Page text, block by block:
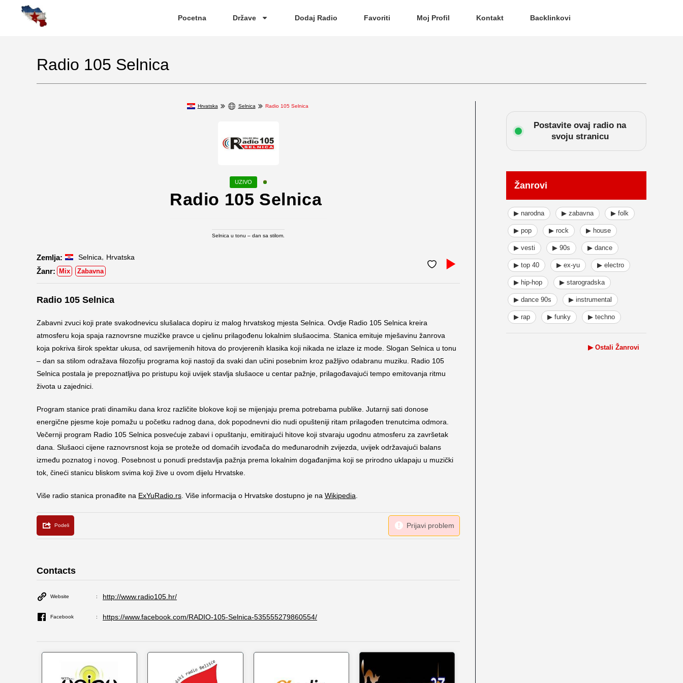
Pocetna Države Dodaj Radio Favoriti Moj Profil Kontakt Backlinkovi
Radio 105 Selnica
Hrvatska Selnica Radio 105 Selnica
Radio 105 Selnica
Selnica u tonu – dan sa stilom.
Selnica Hrvatska
Mix Zabavna
Radio 105 Selnica
Zabavni zvuci koji prate svakodnevicu slušalaca dopiru iz malog hrvatskog mjesta Selnica. Ovdje Radio 105 Selnica kreira
atmosferu koja spaja raznovrsne muzičke pravce u cjelinu prilagođenu lokalnim slušaocima. Stanica emituje mješavinu žanrova
koja pokriva širok spektar ukusa, od savrijemenih hitova do provjerenih klasika koji nikada ne izlaze iz mode. Slogan Selnica u tonu
– dan sa stilom odražava filozofiju programa koji nastoji da svaki dan učini posebnim kroz pažljivo odabranu muziku. Radio 105
Selnica postala je prepoznatljiva po pristupu koji uvijek stavlja slušaoce u centar pažnje, prilagođavajući tempo emitovanja ritmu
života u zajednici.
Program stanice prati dinamiku dana kroz različite blokove koji se mijenjaju prema potrebama publike. Jutarnji sati donose
energične pjesme koje pomažu u početku radnog dana, dok popodnevni dio nudi opušteniji ritam prilagođen trenutcima odmora.
Večernji program Radio 105 Selnica posvećuje zabavi i opuštanju, emitirajući hitove koji stvaraju ugodnu atmosferu za završetak
dana. Slušaoci cijene raznovrsnost koja se proteže od domaćih izvođača do međunarodnih zvijezda, uvijek održavajući balans
između poznatog i novog. Posebnost u ponudi predstavlja pažnja prema lokalnim događanjima koji se prirodno uklapaju u muzički
tok, čineći stanicu bliskom svima koji žive u ovom dijelu Hrvatske.
Više radio stanica pronađite na ExYuRadio.rs . Više informacija o Hrvatske dostupno je na Wikipedia
Contacts
Website http://www.radio105.hr/
Facebook https://www.facebook.com/RADIO-105-Selnica-535555279860554/
Postavite ovaj radio na
svoju stranicu
Žanrovi
▶ narodna ▶ zabavna ▶ folk
▶ pop ▶ rock ▶ house
▶ vesti ▶ 90s ▶ dance
▶ top 40 ▶ ex-yu ▶ electro
▶ hip-hop ▶ starogradska
▶ dance 90s ▶ instrumental
▶ rap ▶ funky ▶ techno
▶ Ostali Žanrovi